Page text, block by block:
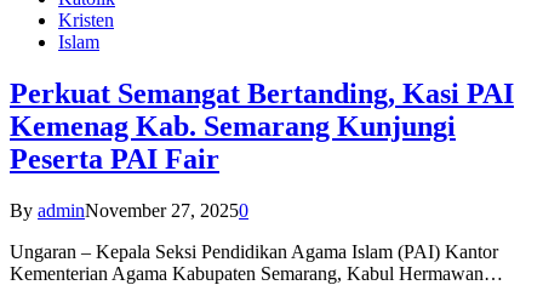
Kristen
Islam
Perkuat Semangat Bertanding, Kasi PAI
Kemenag Kab. Semarang Kunjungi
Peserta PAI Fair
By adminNovember 27, 20250
Ungaran – Kepala Seksi Pendidikan Agama Islam (PAI) Kantor
Kementerian Agama Kabupaten Semarang, Kabul Hermawan…